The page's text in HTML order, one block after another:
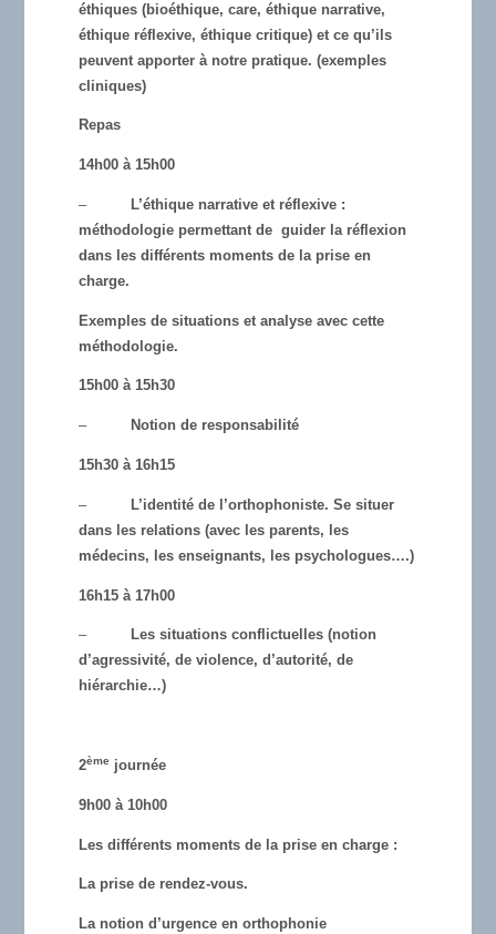
éthiques (bioéthique, care, éthique narrative,
éthique réflexive, éthique critique) et ce qu’ils
peuvent apporter à notre pratique. (exemples
cliniques)
Repas
14h00 à 15h00
–
L’éthique narrative et réflexive :
méthodologie permettant de guider la réflexion
dans les différents moments de la prise en
charge.
Exemples de situations et analyse avec cette
méthodologie.
15h00 à 15h30
– Notion de responsabilité
15h30 à 16h15
–
L’identité de l’orthophoniste. Se situer
dans les relations (avec les parents, les
médecins, les enseignants, les psychologues….)
16h15 à 17h00
–
Les situations conflictuelles (notion
d’agressivité, de violence, d’autorité, de
hiérarchie…)
2èmejournée
9h00 à 10h00
Les différents moments de la prise en charge :
La prise de rendez-vous.
La notion d’urgence en orthophonie